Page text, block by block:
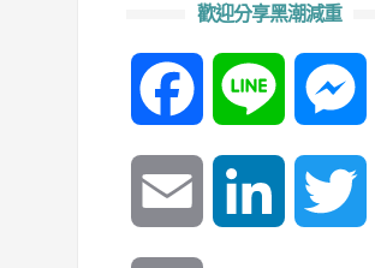
歡迎分享黑潮減重
Facebook Line
Email LinkedIn